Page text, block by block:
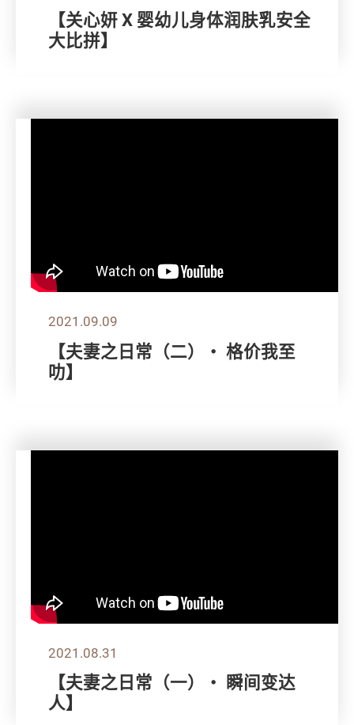
【关心妍 X 婴幼儿身体润肤乳安全
大比拼】
2021.09.09
【夫妻之日常（二）・ 格价我至
叻】
2021.08.31
【夫妻之日常（一）・ 瞬间变达
人】